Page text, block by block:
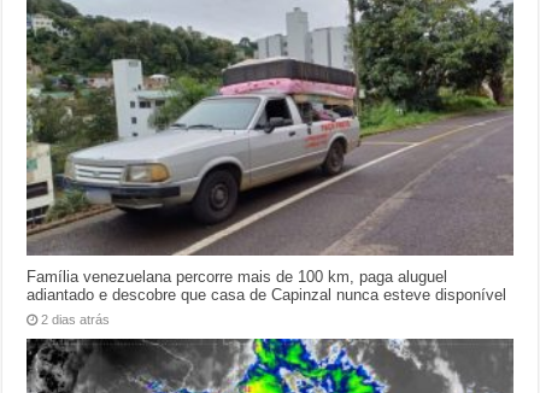
Família venezuelana percorre mais de 100 km, paga aluguel
adiantado e descobre que casa de Capinzal nunca esteve disponível
2 dias atrás